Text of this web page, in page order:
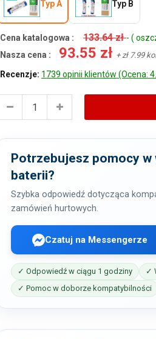
Typ A Typ B
Cena katalogowa : 133.64 zł- (
Nasza cena :
93.55 zł + zł 7.99
Recenzje: 1739 opinii klientów (Ocena:
Potrzebujesz pomocy
baterii?
Szybka odpowiedź dotycząca
zamówień hurtowych.
Czatuj na Messengerze
✓ Odpowiedź w ciągu 1 godziny
✓
✓ Pomoc w doborze kompatybilności